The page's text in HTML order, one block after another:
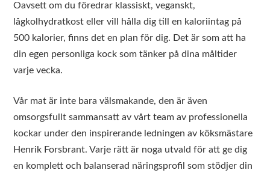
Oavsett om du föredrar klassiskt, veganskt,
lågkolhydratkost eller vill hålla dig till en kaloriintag på
500 kalorier, finns det en plan för dig. Det är som att ha
din egen personliga kock som tänker på dina måltider
varje vecka.
Vår mat är inte bara välsmakande, den är även
omsorgsfullt sammansatt av vårt team av professionella
kockar under den inspirerande ledningen av köksmästare
Henrik Forsbrant. Varje rätt är noga utvald för att ge dig
en komplett och balanserad näringsprofil som stödjer din